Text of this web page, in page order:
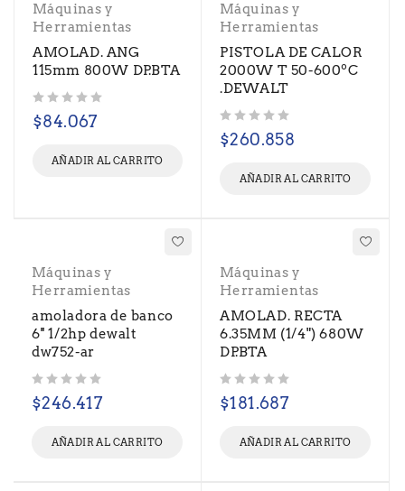
Máquinas y
Herramientas
AMOLAD. ANG
115mm 800W DP.BTA
$84.067
AÑADIR AL CARRITO
Máquinas y
Herramientas
PISTOLA DE CALOR
2000W T 50-600ºC
.DEWALT
$260.858
AÑADIR AL CARRITO
Máquinas y
Herramientas
amoladora de banco
6'' 1/2hp dewalt
dw752-ar
$246.417
AÑADIR AL CARRITO
Máquinas y
Herramientas
AMOLAD. RECTA
6.35MM (1/4") 680W
DP.BTA
$181.687
AÑADIR AL CARRITO